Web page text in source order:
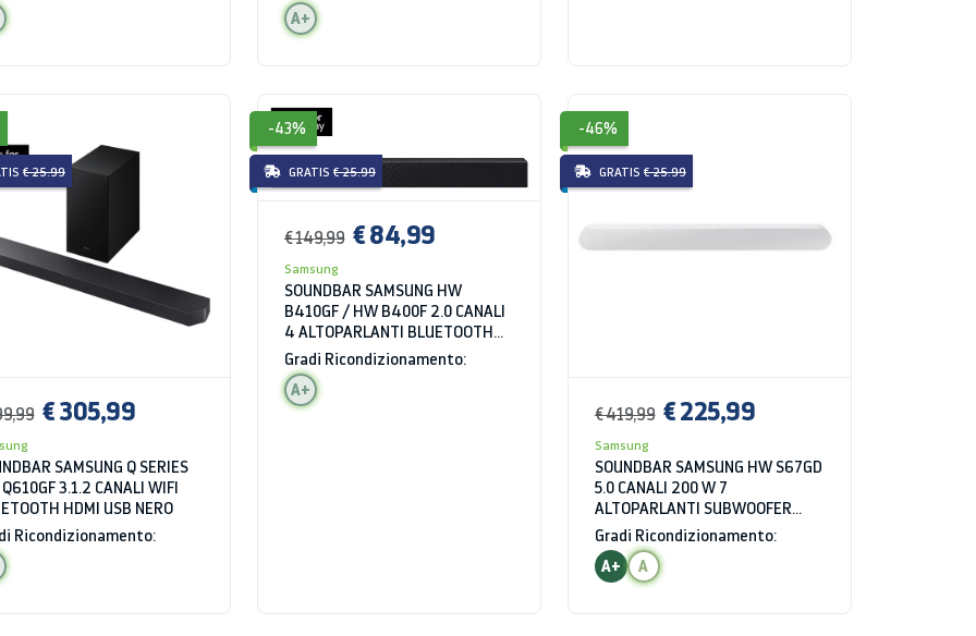
A+
€ 25.99
€ 305,99
SAMSUNG Q SERIES
3.1.2 CANALI WIFI
HDMI USB NERO
Ricondizionamento:
-43%
GRATIS € 25.99
€ 149,99 € 84,99
Samsung
SOUNDBAR SAMSUNG HW
B410GF / HW B400F 2.0 CANALI
4 ALTOPARLANTI BLUETOOTH
WIFI USB HDMI NERO
Gradi Ricondizionamento:
A+
-46%
GRATIS € 25.99
€ 419,99 € 225,99
Samsung
SOUNDBAR SAMSUNG HW S67GD
5.0 CANALI 200 W 7
ALTOPARLANTI SUBWOOFER
INCLUSO WIRELESS BLUETOOTH
WIFI BIANCO
Gradi Ricondizionamento:
A+
A